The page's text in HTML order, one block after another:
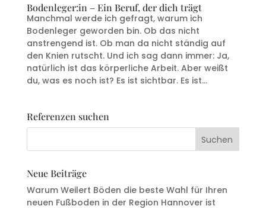
Bodenleger:in – Ein Beruf, der dich trägt
Manchmal werde ich gefragt, warum ich
Bodenleger geworden bin. Ob das nicht
anstrengend ist. Ob man da nicht ständig auf
den Knien rutscht. Und ich sag dann immer: Ja,
natürlich ist das körperliche Arbeit. Aber weißt
du, was es noch ist? Es ist sichtbar. Es ist...
Referenzen suchen
Neue Beiträge
Warum Weilert Böden die beste Wahl für Ihren
neuen Fußboden in der Region Hannover ist